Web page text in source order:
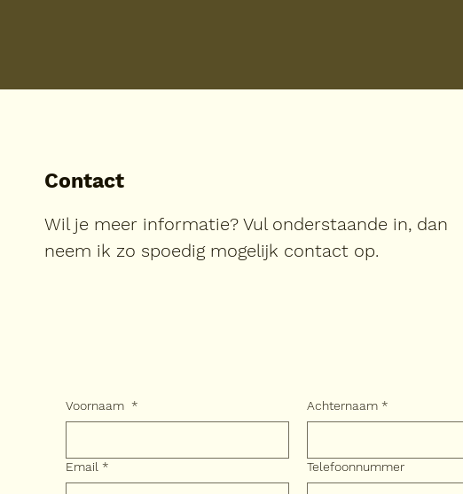
Contact
Wil je meer informatie? Vul onderstaande in, dan
neem ik zo spoedig mogelijk contact op.
Voornaam * Achternaam *
Email * Telefoonnummer